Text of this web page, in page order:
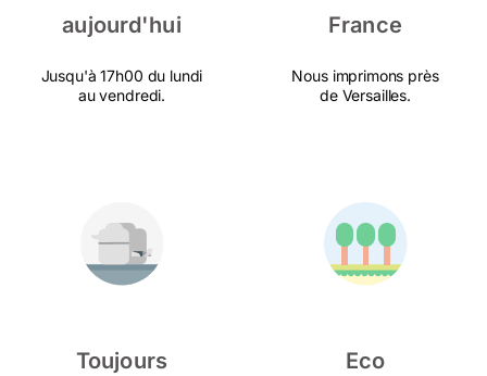
aujourd'hui
Jusqu'à 17h00 du lundi
au vendredi.
France
Nous imprimons près
de Versailles.
Toujours
Eco